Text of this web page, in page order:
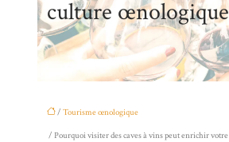
culture
/Tourisme œnologique
/ Pourquoi visiter des caves à vins peut enrichir